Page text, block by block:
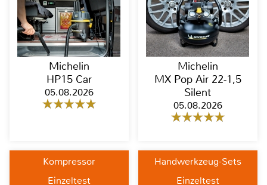
Michelin
HP15 Car
05.08.2026
Michelin
MX Pop Air 22-1,5
Silent
05.08.2026
Kompressor
Einzeltest
Handwerkzeug-Sets
Einzeltest